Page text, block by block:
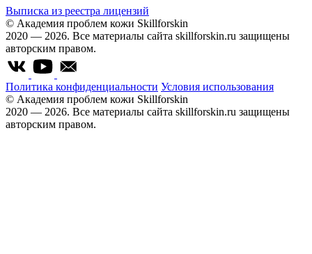
Выписка из реестра лицензий
© Академия проблем кожи Skillforskin
2020 — 2026. Все материалы сайта skillforskin.ru защищены
авторским правом.
Политика конфиденциальности Условия использования
© Академия проблем кожи Skillforskin
2020 — 2026. Все материалы сайта skillforskin.ru защищены
авторским правом.